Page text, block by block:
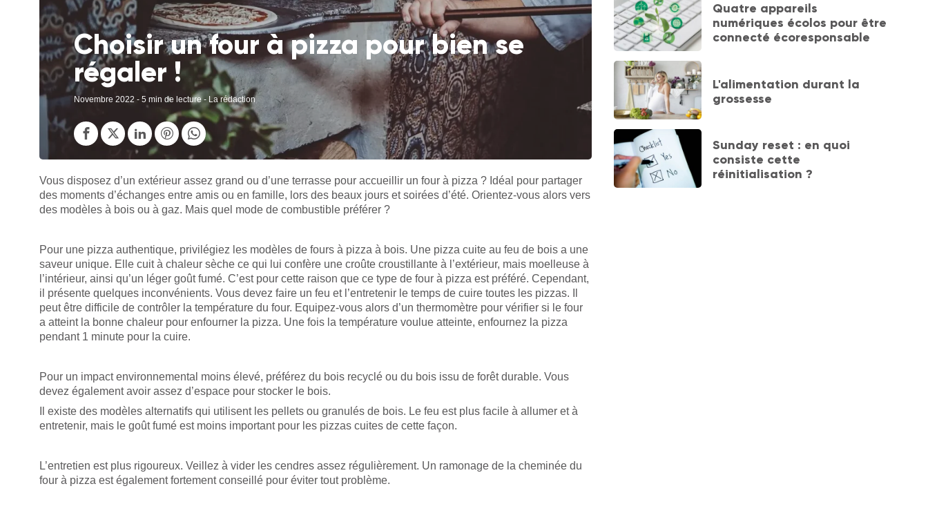
Choisir un four à pizza pour bien se
régaler !
Novembre 2022 - 5 min de lecture - La rédaction
Vous disposez d’un extérieur assez grand ou d’une terrasse pour accueillir un four à pizza ? Idéal pour partager
des moments d’échanges entre amis ou en famille, lors des beaux jours et soirées d’été. Orientez-vous alors vers
des modèles à bois ou à gaz. Mais quel mode de combustible préférer ?
Pour une pizza authentique, privilégiez les modèles de fours à pizza à bois. Une pizza cuite au feu de bois a une
saveur unique. Elle cuit à chaleur sèche ce qui lui confère une croûte croustillante à l’extérieur, mais moelleuse à
l’intérieur, ainsi qu’un léger goût fumé. C’est pour cette raison que ce type de four à pizza est préféré. Cependant,
il présente quelques inconvénients. Vous devez faire un feu et l’entretenir le temps de cuire toutes les pizzas. Il
peut être difficile de contrôler la température du four. Equipez-vous alors d’un thermomètre pour vérifier si le four
a atteint la bonne chaleur pour enfourner la pizza. Une fois la température voulue atteinte, enfournez la pizza
pendant 1 minute pour la cuire.
Pour un impact environnemental moins élevé, préférez du bois recyclé ou du bois issu de forêt durable. Vous
devez également avoir assez d’espace pour stocker le bois.
Il existe des modèles alternatifs qui utilisent les pellets ou granulés de bois. Le feu est plus facile à allumer et à
entretenir, mais le goût fumé est moins important pour les pizzas cuites de cette façon.
L’entretien est plus rigoureux. Veillez à vider les cendres assez régulièrement. Un ramonage de la cheminée du
four à pizza est également fortement conseillé pour éviter tout problème.
Quatre appareils
numériques écolos pour être
connecté écoresponsable
L'alimentation durant la
grossesse
Sunday reset : en quoi
consiste cette
réinitialisation ?